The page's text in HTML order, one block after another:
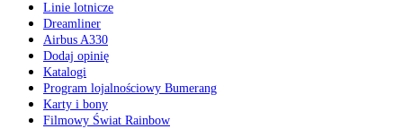
Linie lotnicze
Dreamliner
Airbus A330
Dodaj opinię
Katalogi
Program lojalnościowy Bumerang
Karty i bony
Filmowy Świat Rainbow